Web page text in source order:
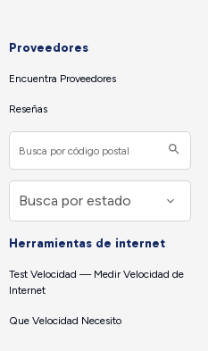
Proveedores
Encuentra Proveedores
Reseñas
Herramientas de internet
Test Velocidad — Medir Velocidad de
Internet
Que Velocidad Necesito